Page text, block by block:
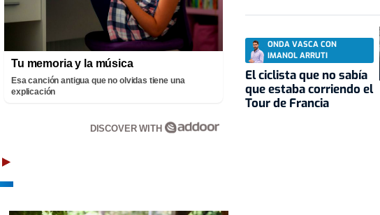
Tu memoria y la música
Esa canción antigua que no olvidas tiene una
explicación
DISCOVER WITH
ONDA VASCA CON
IMANOL ARRUTI
El ciclista que no sabía
que estaba corriendo el
Tour de Francia